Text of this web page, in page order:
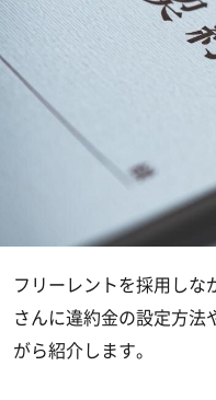
フリーレントを採用しな
さんに違約金の設定方法
がら紹介します。